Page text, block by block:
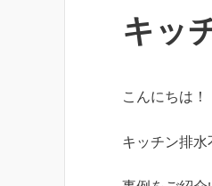
キッ
こんにちは！
キッチン排水